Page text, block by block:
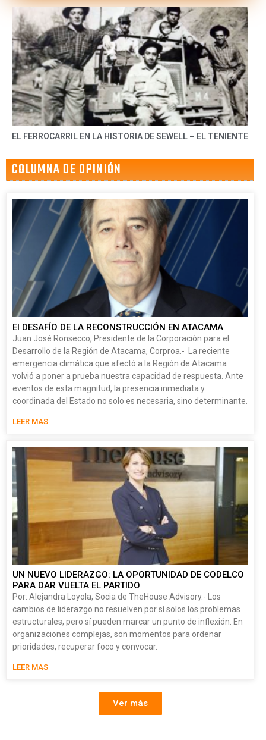
EL FERROCARRIL EN LA HISTORIA DE SEWELL – EL TENIENTE
COLUMNA DE OPINIÓN
El DESAFÍO DE LA RECONSTRUCCIÓN EN ATACAMA
Juan José Ronsecco, Presidente de la Corporación para el
Desarrollo de la Región de Atacama, Corproa.- La reciente
emergencia climática que afectó a la Región de Atacama
volvió a poner a prueba nuestra capacidad de respuesta. Ante
eventos de esta magnitud, la presencia inmediata y
coordinada del Estado no solo es necesaria, sino determinante.
LEER MAS
UN NUEVO LIDERAZGO: LA OPORTUNIDAD DE CODELCO
PARA DAR VUELTA EL PARTIDO
Por: Alejandra Loyola, Socia de TheHouse Advisory.- Los
cambios de liderazgo no resuelven por sí solos los problemas
estructurales, pero sí pueden marcar un punto de inflexión. En
organizaciones complejas, son momentos para ordenar
prioridades, recuperar foco y convocar.
LEER MAS
Ver más